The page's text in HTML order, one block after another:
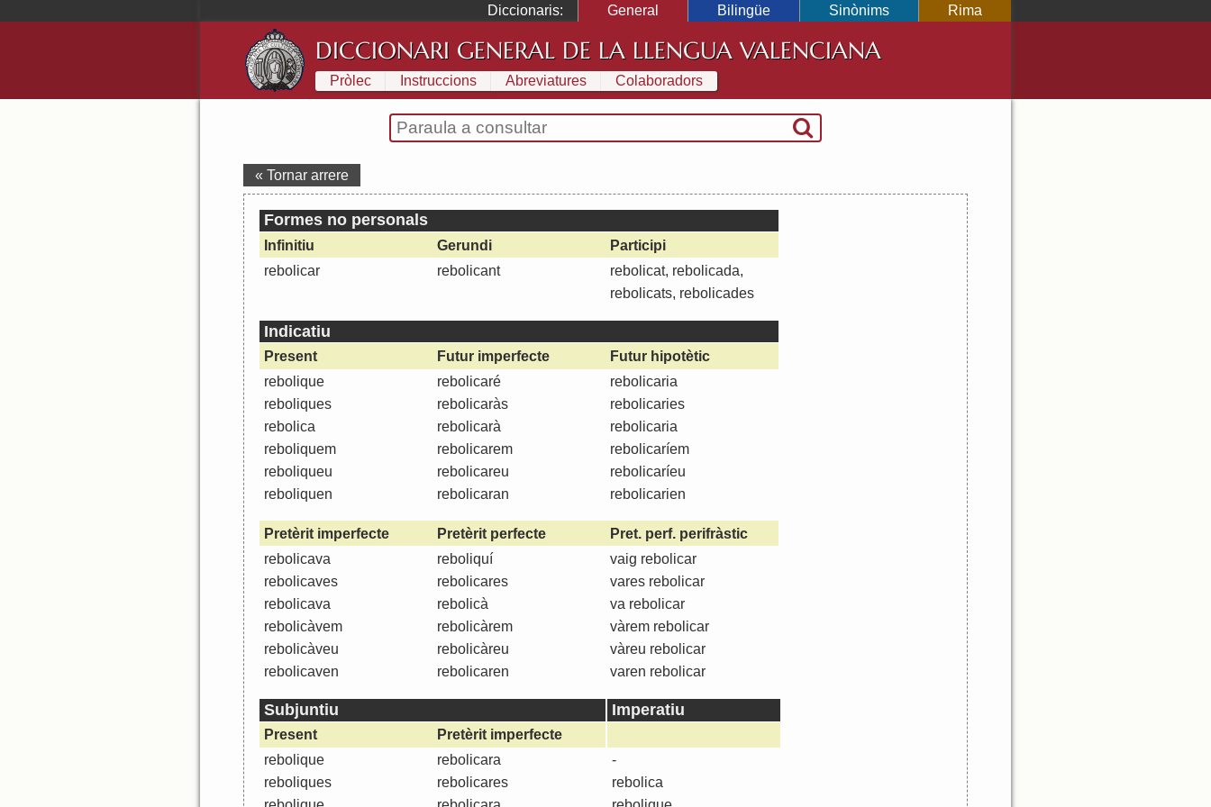
Diccionaris: General Bilingüe Sinònims Rima
DICCIONARI GENERAL DE LA LLENGUA VALENCIANA
Pròlec Instruccions Abreviatures Colaboradors
« Tornar arrere
Formes no personals
Infinitiu
rebolicar
Gerundi
rebolicant
Participi
rebolicat, rebolicada,
rebolicats, rebolicades
Indicatiu
Present
rebolique
reboliques
rebolica
reboliquem
reboliqueu
reboliquen
Futur imperfecte
rebolicaré
rebolicaràs
rebolicarà
rebolicarem
rebolicareu
rebolicaran
Futur hipotètic
rebolicaria
rebolicaries
rebolicaria
rebolicaríem
rebolicaríeu
rebolicarien
Pretèrit imperfecte
rebolicava
rebolicaves
rebolicava
rebolicàvem
rebolicàveu
rebolicaven
Pretèrit perfecte
reboliquí
rebolicares
rebolicà
rebolicàrem
rebolicàreu
rebolicaren
Pret. perf. perifràstic
vaig rebolicar
vares rebolicar
va rebolicar
vàrem rebolicar
vàreu rebolicar
varen rebolicar
Subjuntiu
Present
rebolique
reboliques
Pretèrit imperfecte
rebolicara
rebolicares
Imperatiu
-
rebolica